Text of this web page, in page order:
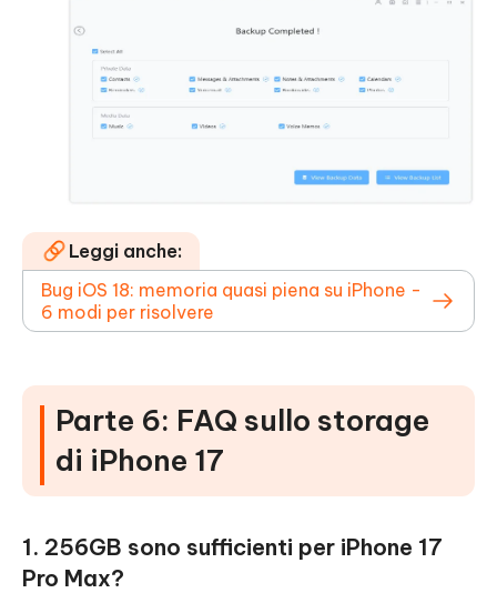
Leggi anche:
Bug iOS 18: memoria quasi piena su iPhone -
6 modi per risolvere
Parte 6: FAQ sullo storage
di iPhone 17
1. 256GB sono sufficienti per iPhone 17
Pro Max?